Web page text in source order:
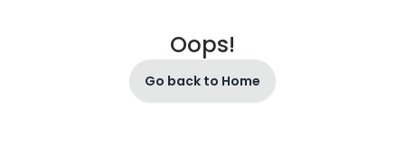
Oops!
Go back to Home